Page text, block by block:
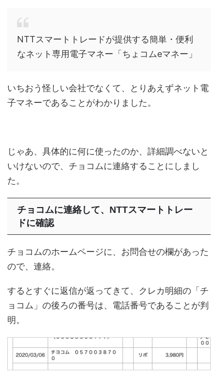
NTTスマートトレードが提供する簡単・便利
なネット専用電子マネー「ちょコムeマネー」
いちおう怪しい会社でなくて、とりあえずネット電
子マネーであることがわかりました。
じゃあ、具体的に何に使ったのか、詳細調べないと
いけないので、チョコムに連絡することにしまし
た。
チョコムに連絡して、NTTスマートトレー
ドに確認
チョコムのホームページに、お問合せの欄があった
ので、連絡。
するとすぐに返信が返ってきて、クレカ明細の「チ
ョコム」の後ろの番号は、電話番号であることが判
明。